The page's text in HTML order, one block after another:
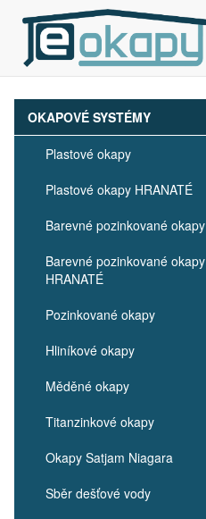
OKAPOVÉ SYSTÉMY
Plastové okapy
Plastové okapy HRANATÉ
Barevné pozinkované okapy
Barevné pozinkované okapy
HRANATÉ
Pozinkované okapy
Hliníkové okapy
Měděné okapy
Titanzinkové okapy
Okapy Satjam Niagara
Sběr dešťové vody